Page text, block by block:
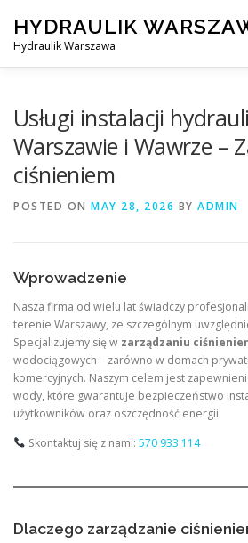
content
HYDRAULIK
Hydraulik Warszawa
OBSŁUGIWANE LOKALIZACJE –
Usługi instalacji
Warszawie i Wawrze –
ciśnieniem
POSTED ON MAY 28, 2026 BY ADMIN
Wprowadzenie
Nasza firma od wielu lat świadczy
terenie Warszawy, ze szczególnym
Specjalizujemy się w zarządzaniu
wodociągowych – zarówno w domach
komercyjnych. Naszym celem jest
wody, które gwarantuje bezpieczeństwo
użytkowników oraz oszczędność energii.
Skontaktuj się z nami: 570 933 114
Dlaczego zarządzanie